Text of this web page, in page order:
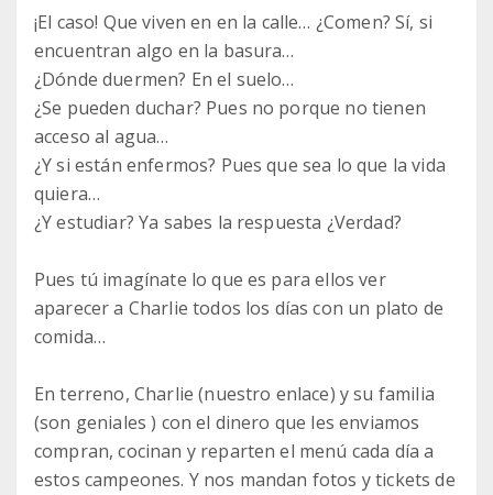
¡El caso! Que viven en en la calle… ¿Comen? Sí, si
encuentran algo en la basura…
¿Dónde duermen? En el suelo…
¿Se pueden duchar? Pues no porque no tienen
acceso al agua…
¿Y si están enfermos? Pues que sea lo que la vida
quiera…
¿Y estudiar? Ya sabes la respuesta ¿Verdad?
Pues tú imagínate lo que es para ellos ver
aparecer a Charlie todos los días con un plato de
comida…
En terreno, Charlie (nuestro enlace) y su familia
(son geniales ) con el dinero que les enviamos
compran, cocinan y reparten el menú cada día a
estos campeones. Y nos mandan fotos y tickets de